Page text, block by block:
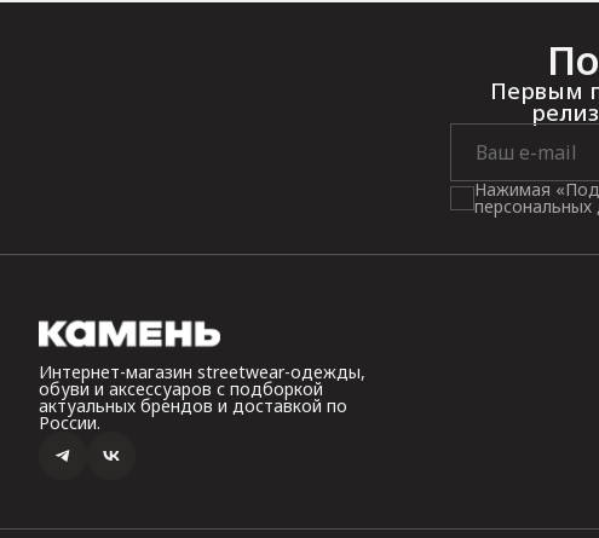
Первым
Нажимая
Интернет-магазин streetwear-одежды,
обуви и аксессуаров с подборкой
актуальных брендов и доставкой по
России.